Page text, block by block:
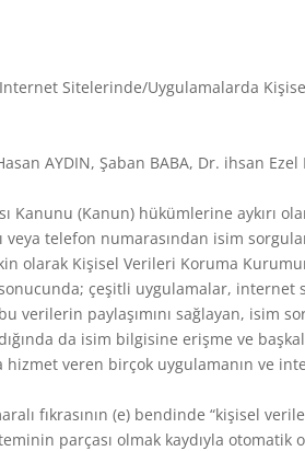
Sitelerinde/Uygulamalarda
AYDIN, Şaban BABA, Dr. ihsan Ezel
Kanunu (Kanun) hükümlerine aykırı
veya telefon numarasından isim
olarak Kişisel Verileri Koruma
çeşitli uygulamalar, internet
verilerin paylaşımını sağlayan, isim
da isim bilgisine erişme ve
veren birçok uygulamanın ve
fıkrasının (e) bendinde “kişisel
parçası olmak kaydıyla otomatik